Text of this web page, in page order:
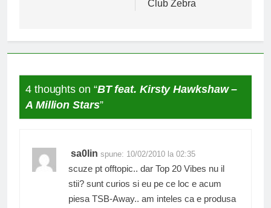
Club Zebra
4 thoughts on “BT feat. Kirsty Hawkshaw –
A Million Stars”
sa0lin spune: 10/02/2010 la 02:35
scuze pt offtopic.. dar Top 20 Vibes nu il
stii? sunt curios si eu pe ce loc e acum
piesa TSB-Away.. am inteles ca e produsa